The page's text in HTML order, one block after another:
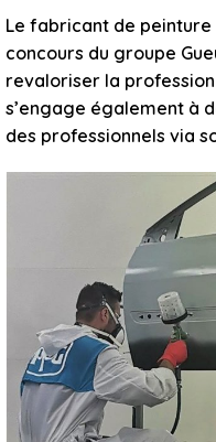
Le fabricant de
concours du groupe
revaloriser la
s’engage également à
des professionnels via